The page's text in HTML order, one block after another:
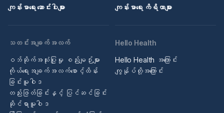
ကျန်းမာရေး ဆောင်းပါးများ ကျန်းမာရေး ကိရိယာများ
သတင်းအချက်အလက်
ဝဘ်ဆိုက်အသုံးပြုမှု စည်းမျဉ်းများ
ကိုယ်ရေးအချက်အလက်စောင့်ထိန်း
ခြင်းမူဝါဒ
တည်းဖြတ်ခြင်းနှင့် ပြင်ဆင်ခြင်း
ဆိုင်ရာမူဝါဒ
Hello Health
Hello Health အကြောင်း
ကျွန်ုပ်တို့အကြောင်း